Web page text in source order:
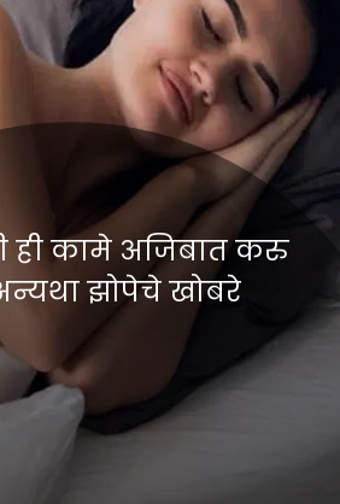
ही कामे अजिबात करु
झोपेचे खोबरे